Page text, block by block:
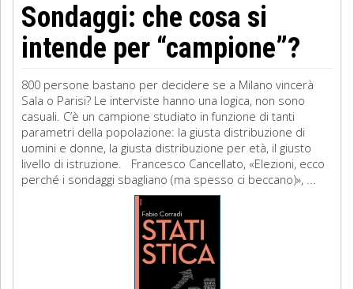
Sondaggi: che cosa si
intende per “campione”?
800 persone bastano per decidere se a Milano vincerà
Sala o Parisi? Le interviste hanno una logica, non sono
casuali. C’è un campione studiato in funzione di tanti
parametri della popolazione: la giusta distribuzione di
uomini e donne, la giusta distribuzione per età, il giusto
livello di istruzione. Francesco Cancellato, «Elezioni, ecco
perché i sondaggi sbagliano (ma spesso ci beccano)», ...